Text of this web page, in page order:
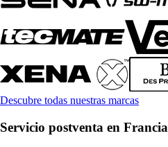
Descubre todas nuestras marcas
Servicio postventa en Francia